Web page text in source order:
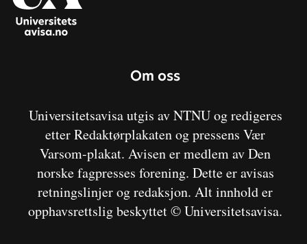
Om oss
Universitetsavisa utgis av NTNU og redigeres
etter Redaktørplakaten og pressens Vær
Varsom-plakat. Avisen er medlem av Den
norske fagpresses forening. Dette er avisas
retningslinjer og redaksjon. Alt innhold er
opphavsrettslig beskyttet © Universitetsavisa.